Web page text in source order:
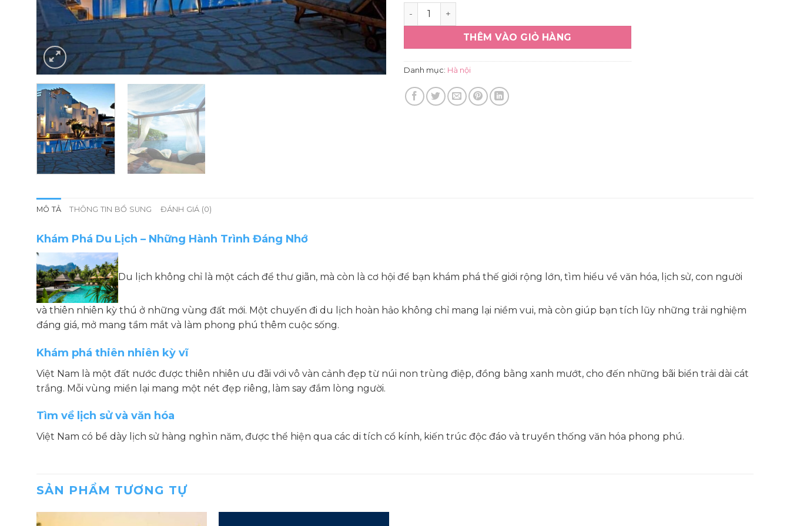
Tour tham quan địa điểm nổi tiếng ở Huế số lượng
THÊM VÀO GIỎ HÀNG
Danh mục: Hà nội
MÔ TẢ THÔNG TIN BỔ SUNG ĐÁNH GIÁ (0)
Khám Phá Du Lịch – Những Hành Trình Đáng Nhớ
Du lịch không chỉ là một cách để thư giãn, mà còn là cơ hội để bạn khám phá thế giới rộng lớn, tìm hiểu về văn hóa, lịch sử, con người
và thiên nhiên kỳ thú ở những vùng đất mới. Một chuyến đi du lịch hoàn hảo không chỉ mang lại niềm vui, mà còn giúp bạn tích lũy những trải nghiệm
đáng giá, mở mang tầm mắt và làm phong phú thêm cuộc sống.
Khám phá thiên nhiên kỳ vĩ
Việt Nam là một đất nước được thiên nhiên ưu đãi với vô vàn cảnh đẹp từ núi non trùng điệp, đồng bằng xanh mướt, cho đến những bãi biển trải dài cát
trắng. Mỗi vùng miền lại mang một nét đẹp riêng, làm say đắm lòng người.
Tìm về lịch sử và văn hóa
Việt Nam có bề dày lịch sử hàng nghìn năm, được thể hiện qua các di tích cổ kính, kiến trúc độc đáo và truyền thống văn hóa phong phú.
SẢN PHẨM TƯƠNG TỰ